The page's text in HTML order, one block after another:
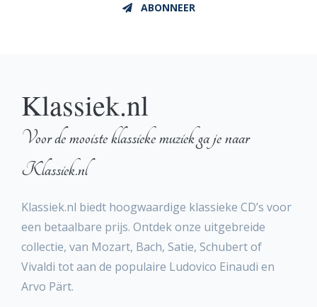
ABONNEER
Klassiek.nl
Voor de mooiste klassieke muziek ga je naar
Klassiek.nl
Klassiek.nl biedt hoogwaardige klassieke CD’s voor
een betaalbare prijs. Ontdek onze uitgebreide
collectie, van Mozart, Bach, Satie, Schubert of
Vivaldi tot aan de populaire Ludovico Einaudi en
Arvo Pärt.